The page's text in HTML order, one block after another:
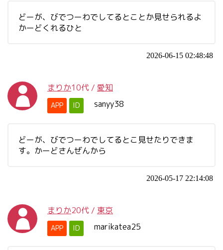
どーが、びでつーわでしてるとことか見せられるよ
かーどくれるひと
2026-06-15 02:48:48
まりか10代 / 愛知
APP ID sanyy38
どーが、びでつーわでしてるとこ見せたりできま
す。かーどさんぜんから
2026-05-17 22:14:08
まりか20代 / 東京
APP ID marikatea25